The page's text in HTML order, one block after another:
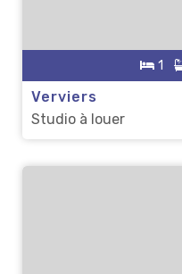
1
Verviers
Studio à louer